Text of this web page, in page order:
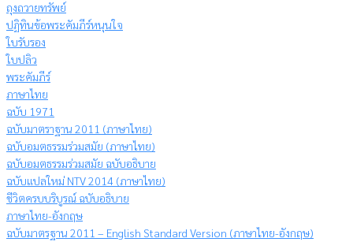
ถุงถวายทรัพย์
ปฏิทินข้อพระคัมภีร์หนุนใจ
ใบรับรอง
ใบปลิว
พระคัมภีร์
ภาษาไทย
ฉบับ 1971
ฉบับมาตราฐาน 2011 (ภาษาไทย)
ฉบับอมตธรรมร่วมสมัย (ภาษาไทย)
ฉบับอมตธรรมร่วมสมัย ฉบับอธิบาย
ฉบับแปลใหม่ NTV 2014 (ภาษาไทย)
ชีวิตครบบริบูรณ์ ฉบับอธิบาย
ภาษาไทย-อังกฤษ
ฉบับมาตรฐาน 2011 – English Standard Version (ภาษาไทย-อังกฤษ)